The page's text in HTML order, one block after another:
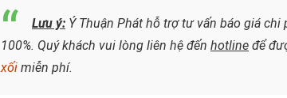
Lưu ý: Ý Thuận Phát hỗ trợ tư vấn báo giá
100%. Quý khách vui lòng liên hệ đến hotline để
xối miễn phí.